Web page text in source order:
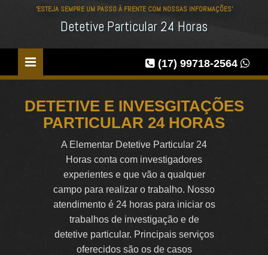
'ESTEJA SEMPRE UM PASSO À FRENTE COM NOSSAS INFORMAÇÕES'
Detetive Particular 24 Horas
(17) 99718-2564
DETETIVE E INVESGITAÇÕES
PARTICULAR 24 HORAS
A Elementar Detetive Particular 24
Horas conta com investigadores
experientes e que vão a qualquer
campo para realizar o trabalho. Nosso
atendimento é 24 horas para iniciar os
trabalhos de investigação e de
detetive particular. Principais serviços
oferecidos são os de casos